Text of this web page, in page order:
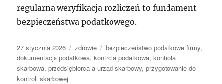
regularna weryfikacja rozliczeń to fundament
bezpieczeństwa podatkowego.
Data
publikacji
27 stycznia 2026 Kategorie
zdrowie Tagi
bezpieczeństwo podatkowe firmy,
dokumentacja podatkowa,kontrola podatkowa,kontrola
skarbowa,przedsiębiorca a urząd skarbowy,przygotowanie do
kontroli skarbowej